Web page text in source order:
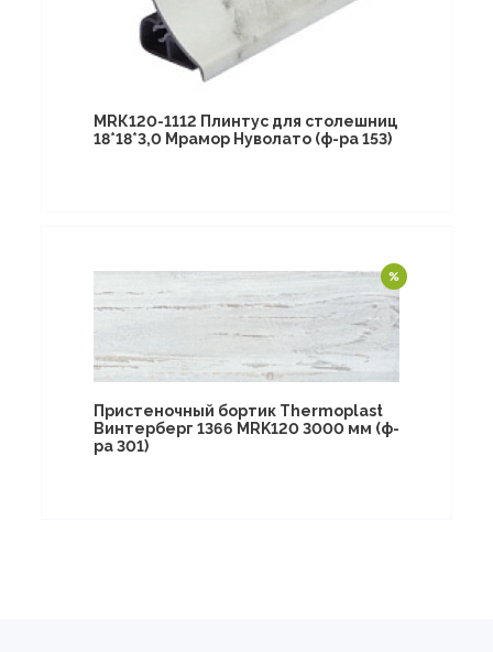
МRК120-1112 Плинтус для столешниц
18*18*3,0 Мрамор Нуволато (ф-ра 153)
Пристеночный бортик Thermoplast
Винтерберг 1366 MRK120 3000 мм (ф-
ра 301)